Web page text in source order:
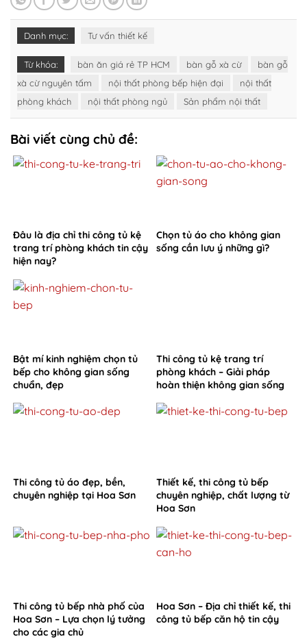
Danh mục: Tư vấn thiết kế
Từ khóa: bàn ăn giá rẻ TP HCM bàn gỗ xà cừ
bàn gỗ
xà cừ nguyên tấm
nội thất phòng bếp hiện đại
nội thất
phòng khách
nội thất phòng ngủ Sản phẩm nội thất
Bài viết cùng chủ đề:
Đâu là địa chỉ thi công tủ kệ
trang trí phòng khách tin cậy
hiện nay?
Chọn tủ áo cho không gian
sống cần lưu ý những gì?
Bật mí kinh nghiệm chọn tủ
bếp cho không gian sống
chuẩn, đẹp
Thi công tủ kệ trang trí
phòng khách – Giải pháp
hoàn thiện không gian sống
Thi công tủ áo đẹp, bền,
chuyên nghiệp tại Hoa Sơn
Thiết kế, thi công tủ bếp
chuyên nghiệp, chất lượng từ
Hoa Sơn
Thi công tủ bếp nhà phố của
Hoa Sơn – Lựa chọn lý tưởng
cho các gia chủ
Hoa Sơn – Địa chỉ thiết kế, thi
công tủ bếp căn hộ tin cậy